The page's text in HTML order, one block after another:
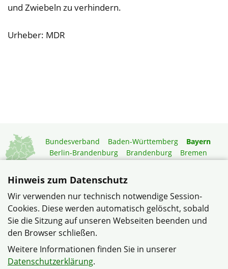
und Zwiebeln zu verhindern.
Urheber: MDR
Bundesverband Baden-Württemberg
Bayern
Berlin-Brandenburg
Brandenburg
Bremen
Niedersachsen
Rheinland-Pfalz
Saarland
Sachsen-Anhalt
Schleswig-Holstein
Thüringen
Mitgliedermagazin
Gartenberatung
© Siedlerverein Donnersdorf e. V. im Verband Wohneigentum
Hinweis zum Datenschutz
Wir verwenden nur technisch notwendige Session-
Cookies. Diese werden automatisch gelöscht, sobald
Sie die Sitzung auf unseren Webseiten beenden und
den Browser schließen.
Weitere Informationen finden Sie in unserer
Datenschutzerklärung.